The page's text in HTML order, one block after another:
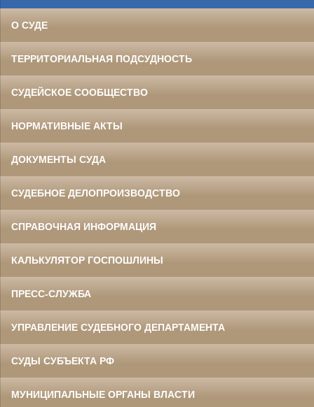
О СУДЕ
ТЕРРИТОРИАЛЬНАЯ ПОДСУДНОСТЬ
СУДЕЙСКОЕ СООБЩЕСТВО
НОРМАТИВНЫЕ АКТЫ
ДОКУМЕНТЫ СУДА
СУДЕБНОЕ ДЕЛОПРОИЗВОДСТВО
СПРАВОЧНАЯ ИНФОРМАЦИЯ
КАЛЬКУЛЯТОР ГОСПОШЛИНЫ
ПРЕСС-СЛУЖБА
УПРАВЛЕНИЕ СУДЕБНОГО ДЕПАРТАМЕНТА
СУДЫ СУБЪЕКТА РФ
МУНИЦИПАЛЬНЫЕ ОРГАНЫ ВЛАСТИ